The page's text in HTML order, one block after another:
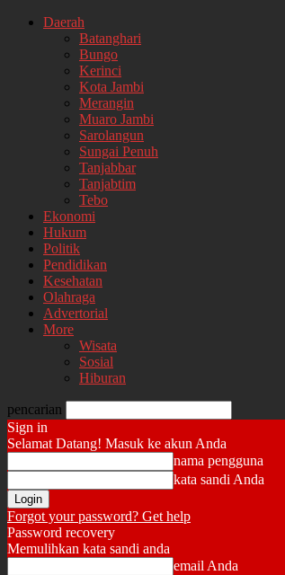
Daerah
Batanghari
Bungo
Kerinci
Kota Jambi
Merangin
Muaro Jambi
Sarolangun
Sungai Penuh
Tanjabbar
Tanjabtim
Tebo
Ekonomi
Hukum
Politik
Pendidikan
Kesehatan
Olahraga
Advertorial
More
Wisata
Sosial
Hiburan
pencarian
Sign in
Selamat Datang! Masuk ke akun Anda
nama pengguna
kata sandi Anda
Forgot your password? Get help
Password recovery
Memulihkan kata sandi anda
email Anda